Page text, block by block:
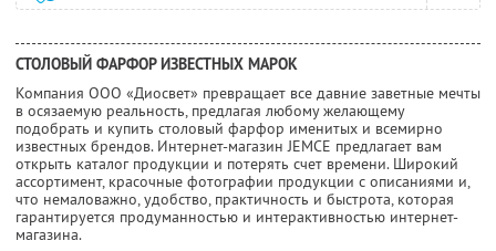
СТОЛОВЫЙ ФАРФОР ИЗВЕСТНЫХ МАРОК
Компания ООО «Диосвет» превращает все давние заветные мечты
в осязаемую реальность, предлагая любому желающему
подобрать и купить столовый фарфор именитых и всемирно
известных брендов. Интернет-магазин JEMCE предлагает вам
открыть каталог продукции и потерять счет времени. Широкий
ассортимент, красочные фотографии продукции с описаниями и,
что немаловажно, удобство, практичность и быстрота, которая
гарантируется продуманностью и интерактивностью интернет-
магазина.